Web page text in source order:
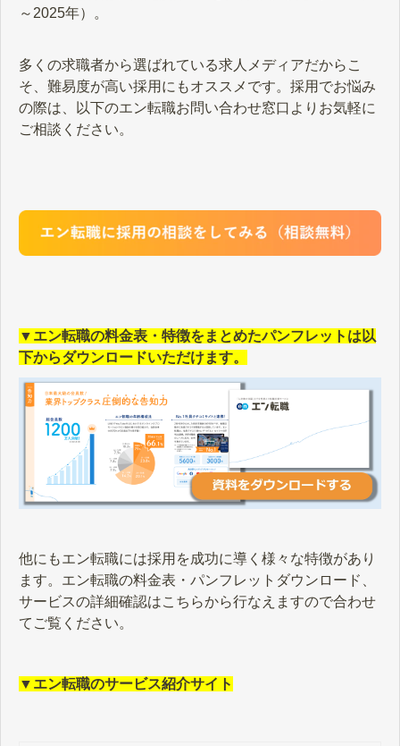
～2025年）。
多くの求職者から選ばれている求人メディアだからこ
そ、難易度が高い採用にもオススメです。採用でお悩み
の際は、以下のエン転職お問い合わせ窓口よりお気軽に
ご相談ください。
▼エン転職の料金表・特徴をまとめたパンフレットは以
下からダウンロードいただけます。
他にもエン転職には採用を成功に導く様々な特徴があり
ます。エン転職の料金表・パンフレットダウンロード、
サービスの詳細確認はこちらから行なえますので合わせ
てご覧ください。
▼エン転職のサービス紹介サイト